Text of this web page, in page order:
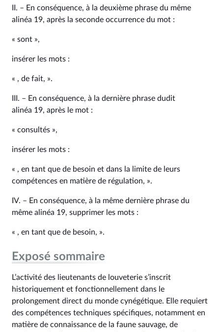
II. – En conséquence, à la deuxième phrase du même
alinéa 19, après la seconde occurrence du mot :
« sont »,
insérer les mots :
« , de fait, ».
III. – En conséquence, à la dernière phrase dudit
alinéa 19, après le mot :
« consultés »,
insérer les mots :
« , en tant que de besoin et dans la limite de leurs
compétences en matière de régulation, ».
IV. – En conséquence, à la même dernière phrase du
même alinéa 19, supprimer les mots :
« , en tant que de besoin, ».
Exposé sommaire
L’activité des lieutenants de louveterie s’inscrit
historiquement et fonctionnellement dans le
prolongement direct du monde cynégétique. Elle requiert
des compétences techniques spécifiques, notamment en
matière de connaissance de la faune sauvage, de